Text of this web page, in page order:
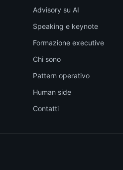
Advisory su AI
Speaking e keynote
Formazione executive
Chi sono
Pattern operativo
Human side
Contatti